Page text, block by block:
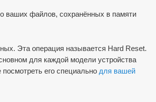
ваших файлов, сохранённых в памяти
Эта операция называется Hard Reset.
для каждой модели устройства
его специально для вашей